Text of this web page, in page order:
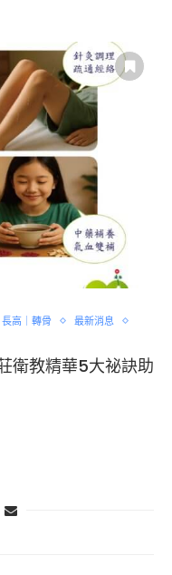
高｜轉骨
最新消息
衛教精華5大祕訣助